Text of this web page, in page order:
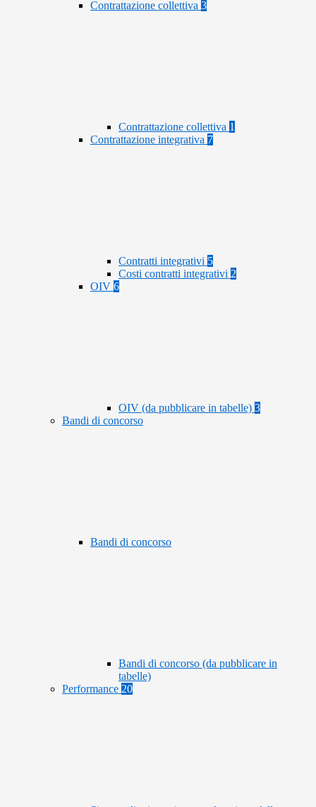
Contrattazione collettiva 3
Contrattazione collettiva 1
Contrattazione integrativa 7
Contratti integrativi 5
Costi contratti integrativi 2
OIV 6
OIV (da pubblicare in tabelle) 3
Bandi di concorso
Bandi di concorso
Bandi di concorso (da pubblicare in
tabelle)
Performance 20